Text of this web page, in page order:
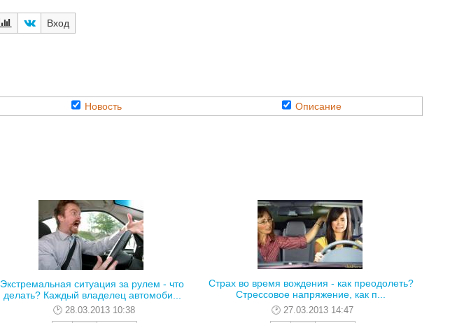
Вход
Новость Описание
Экстремальная ситуация за рулем - что
делать? Каждый владелец автомоби...
28.03.2013 10:38
Страх во время вождения - как преодолеть?
Стрессовое напряжение, как п...
27.03.2013 14:47